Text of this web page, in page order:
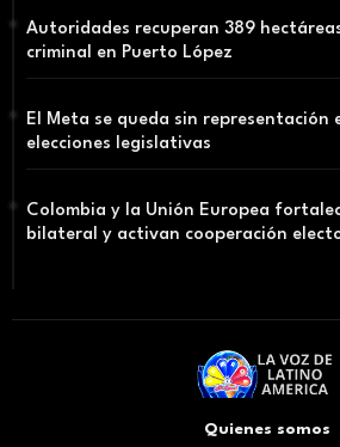
Autoridades recuperan 389
criminal en Puerto López
El Meta se queda sin representación
elecciones legislativas
Colombia y la Unión Europea
bilateral y activan cooperación
Quienes somos